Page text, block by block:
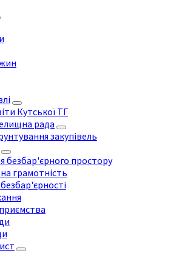
Кутської ТГ
рада
закупівель
безбар'єрного простору
грамотність